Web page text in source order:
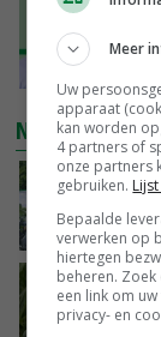
NIEUWSTE
Meer
Uw
apparaat
kan worden
4 partners of
onze partners
gebruiken.
Bepaalde
verwerken op
hiertegen
beheren.
een link om
privacy- en